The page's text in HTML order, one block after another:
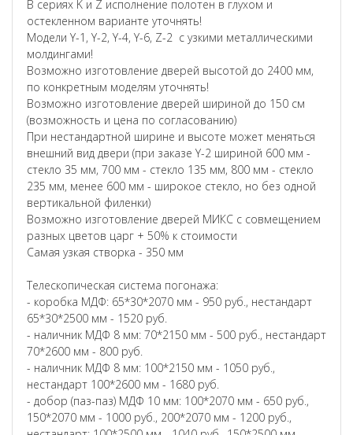
В сериях K и Z исполнение полотен в глухом и
остекленном варианте уточнять!
Модели Y-1, Y-2, Y-4, Y-6, Z-2 с узкими металлическими
молдингами!
Возможно изготовление дверей высотой до 2400 мм,
по конкретным моделям уточнять!
Возможно изготовление дверей шириной до 150 см
(возможность и цена по согласованию)
При нестандартной ширине и высоте может меняться
внешний вид двери (при заказе Y-2 шириной 600 мм -
стекло 35 мм, 700 мм - стекло 135 мм, 800 мм - стекло
235 мм, менее 600 мм - широкое стекло, но без одной
вертикальной филенки)
Возможно изготовление дверей МИКС с совмещением
разных цветов царг + 50% к стоимости
Самая узкая створка - 350 мм
Телескопическая система погонажа:
- коробка МДФ: 65*30*2070 мм - 950 руб., нестандарт
65*30*2500 мм - 1520 руб.
- наличник МДФ 8 мм: 70*2150 мм - 500 руб., нестандарт
70*2600 мм - 800 руб.
- наличник МДФ 8 мм: 100*2150 мм - 1050 руб.,
нестандарт 100*2600 мм - 1680 руб.
- добор (паз-паз) МДФ 10 мм: 100*2070 мм - 650 руб.,
150*2070 мм - 1000 руб., 200*2070 мм - 1200 руб.,